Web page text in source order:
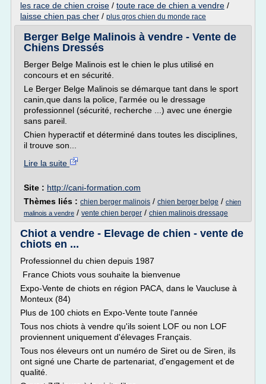
les race de chien croise / toute race de chien a vendre /
laisse chien pas cher / plus gros chien du monde race
Berger Belge Malinois à vendre - Vente de
Chiens Dressés
Berger Belge Malinois est le chien le plus utilisé en
concours et en sécurité.
Le Berger Belge Malinois se démarque tant dans le sport
canin,que dans la police, l'armée ou le dressage
professionnel (sécurité, recherche ...) avec une énergie
sans pareil.
Chien hyperactif et déterminé dans toutes les disciplines,
il trouve son...
Lire la suite
Site : http://cani-formation.com
Thèmes liés : chien berger malinois / chien berger belge / chien
malinois a vendre / vente chien berger / chien malinois dressage
Chiot a vendre - Elevage de chien - vente de
chiots en ...
Professionnel du chien depuis 1987
France Chiots vous souhaite la bienvenue
Expo-Vente de chiots en région PACA, dans le Vaucluse à
Monteux (84)
Plus de 100 chiots en Expo-Vente toute l'année
Tous nos chiots à vendre qu'ils soient LOF ou non LOF
proviennent uniquement d'élevages Français.
Tous nos éleveurs ont un numéro de Siret ou de Siren, ils
ont signé une Charte de partenariat, d'engagement et de
qualité.